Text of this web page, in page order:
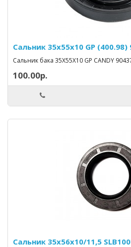
Сальник 35x55x10 GP (400.98)
Сальник бака 35Х55Х10 GP CANDY
100.00р.
Сальник 35x56x10/11,5